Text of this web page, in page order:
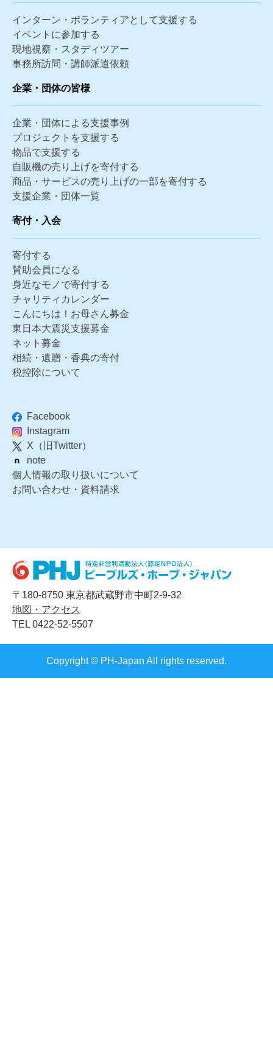
インターン・ボランティアとして支援する
イベントに参加する
現地視察・スタディツアー
事務所訪問・講師派遣依頼
企業・団体の皆様
企業・団体による支援事例
プロジェクトを支援する
物品で支援する
自販機の売り上げを寄付する
商品・サービスの売り上げの一部を寄付する
支援企業・団体一覧
寄付・入会
寄付する
賛助会員になる
身近なモノで寄付する
チャリティカレンダー
こんにちは！お母さん募金
東日本大震災支援募金
ネット募金
相続・遺贈・香典の寄付
税控除について
Facebook
Instagram
X（旧Twitter）
note
個人情報の取り扱いについて
お問い合わせ・資料請求
〒180-8750 東京都武蔵野市中町2-9-32
地図・アクセス
TEL 0422-52-5507
Copyright © PH-Japan All rights reserved.